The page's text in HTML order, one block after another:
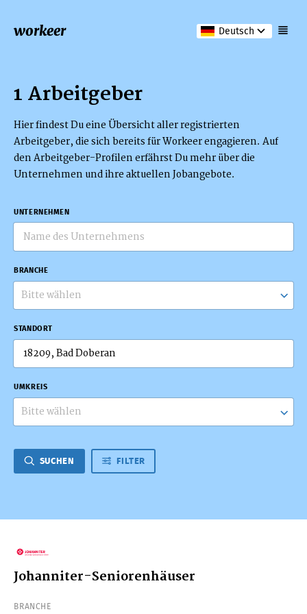
workeer Deutsch
1 Arbeitgeber
Hier findest Du eine Übersicht aller registrierten
Arbeitgeber, die sich bereits für Workeer engagieren. Auf
den Arbeitgeber-Profilen erfährst Du mehr über die
Unternehmen und ihre aktuellen Jobangebote.
UNTERNEHMEN
BRANCHE
Bitte wählen
STANDORT
UMKREIS
Bitte wählen
SUCHEN FILTER
Johanniter-Seniorenhäuser
BRANCHE